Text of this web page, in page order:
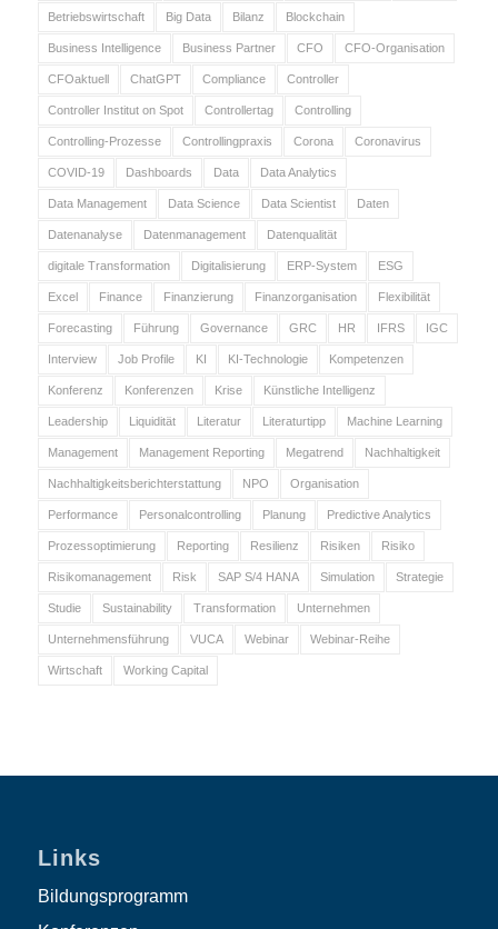
Betriebswirtschaft Big Data Bilanz Blockchain
Business Intelligence Business Partner CFO CFO-Organisation
CFOaktuell ChatGPT Compliance Controller
Controller Institut on Spot Controllertag Controlling
Controlling-Prozesse Controllingpraxis Corona Coronavirus
COVID-19 Dashboards Data Data Analytics
Data Management Data Science Data Scientist Daten
Datenanalyse Datenmanagement Datenqualität
digitale Transformation Digitalisierung ERP-System ESG
Excel Finance Finanzierung Finanzorganisation Flexibilität
Forecasting Führung Governance GRC HR IFRS IGC
Interview Job Profile KI KI-Technologie Kompetenzen
Konferenz Konferenzen Krise Künstliche Intelligenz
Leadership Liquidität Literatur Literaturtipp Machine Learning
Management Management Reporting Megatrend Nachhaltigkeit
Nachhaltigkeitsberichterstattung NPO Organisation
Performance Personalcontrolling Planung Predictive Analytics
Prozessoptimierung Reporting Resilienz Risiken Risiko
Risikomanagement Risk SAP S/4 HANA Simulation Strategie
Studie Sustainability Transformation Unternehmen
Unternehmensführung VUCA Webinar Webinar-Reihe
Wirtschaft Working Capital
Links
Bildungsprogramm